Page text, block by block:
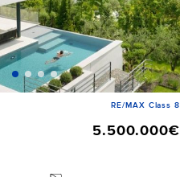
RE/MAX Class 8
5.500.000€